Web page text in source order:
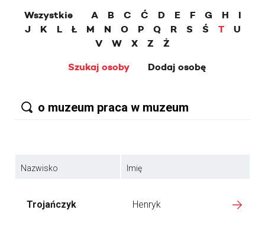
Wszystkie A B C Ć D E F G H
I
J
K L Ł M N O P Q R S Ś T
U
V
W X Z
Ż
Szukaj osoby
Dodaj osobę
Nazwisko Imię
Trojańczyk Henryk